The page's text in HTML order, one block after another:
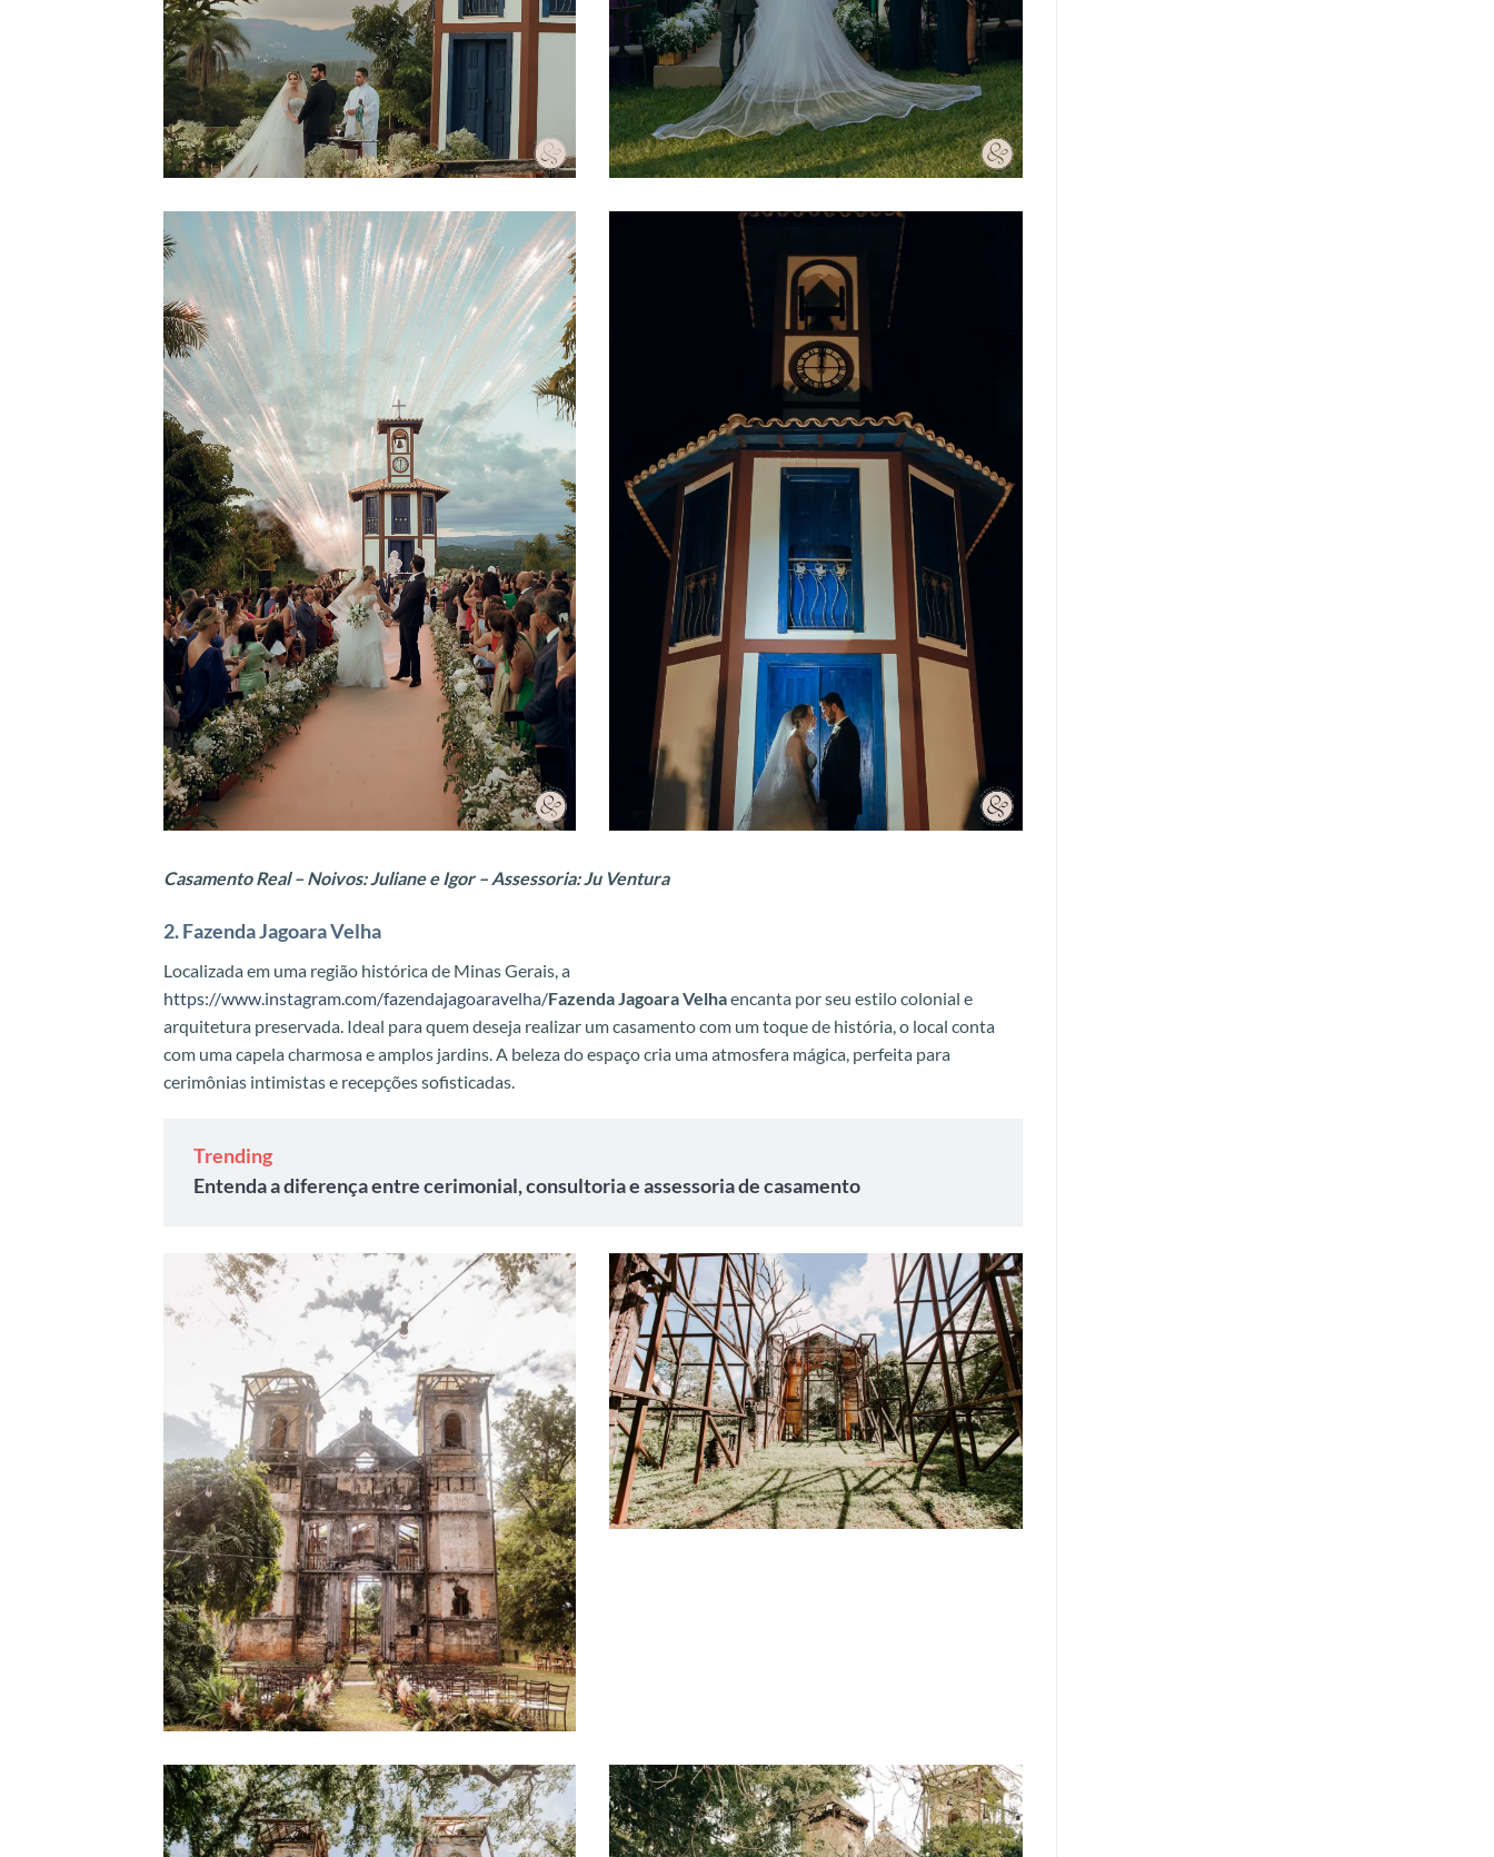
Casamento Real – Noivos: Juliane e Igor – Assessoria: Ju Ventura
2. Fazenda Jagoara Velha
Localizada em uma região histórica de Minas Gerais, a
https://www.instagram.com/fazendajagoaravelha/Fazenda Jagoara Velhaencanta por seu estilo colonial e
arquitetura preservada. Ideal para quem deseja realizar um casamento com um toque de história, o local conta
com uma capela charmosa e amplos jardins. A beleza do espaço cria uma atmosfera mágica, perfeita para
cerimônias intimistas e recepções sofisticadas.
Trending
Entenda a diferença entre cerimonial, consultoria e assessoria de casamento